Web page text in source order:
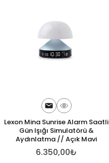
Lexon Mina Sunrise Alarm Saatli
Gün Işığı Simulatörü &
Aydınlatma // Açık Mavi
6.350,00₺